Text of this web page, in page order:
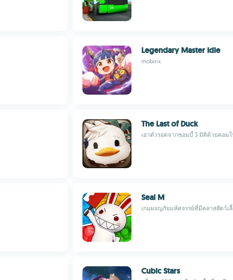
Legendary Master Idle
mobirix
The Last of Duck
เอาตัวรอดจากซอมบี้ 3 มิติด้วยคอมโ
Seal M
เกมผจญภัยมหัศจรรย์ที่มีคลาสสัตว์เ
Cubic Stars